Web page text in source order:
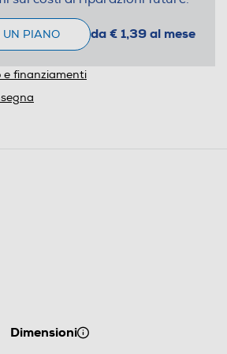
UN PIANO da € 1,39 al mese
e finanziamenti
Dimensioni